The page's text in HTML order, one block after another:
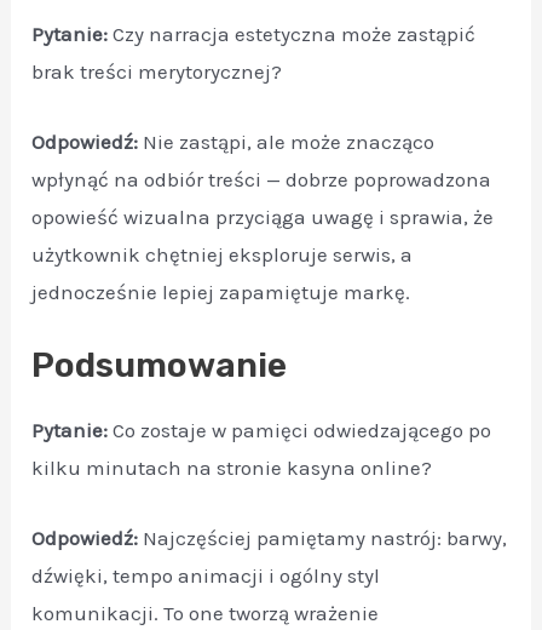
Pytanie: Czy narracja estetyczna może zastąpić
brak treści merytorycznej?
Odpowiedź: Nie zastąpi, ale może znacząco
wpłynąć na odbiór treści — dobrze poprowadzona
opowieść wizualna przyciąga uwagę i sprawia, że
użytkownik chętniej eksploruje serwis, a
jednocześnie lepiej zapamiętuje markę.
Podsumowanie
Pytanie: Co zostaje w pamięci odwiedzającego po
kilku minutach na stronie kasyna online?
Odpowiedź: Najczęściej pamiętamy nastrój: barwy,
dźwięki, tempo animacji i ogólny styl
komunikacji. To one tworzą wrażenie